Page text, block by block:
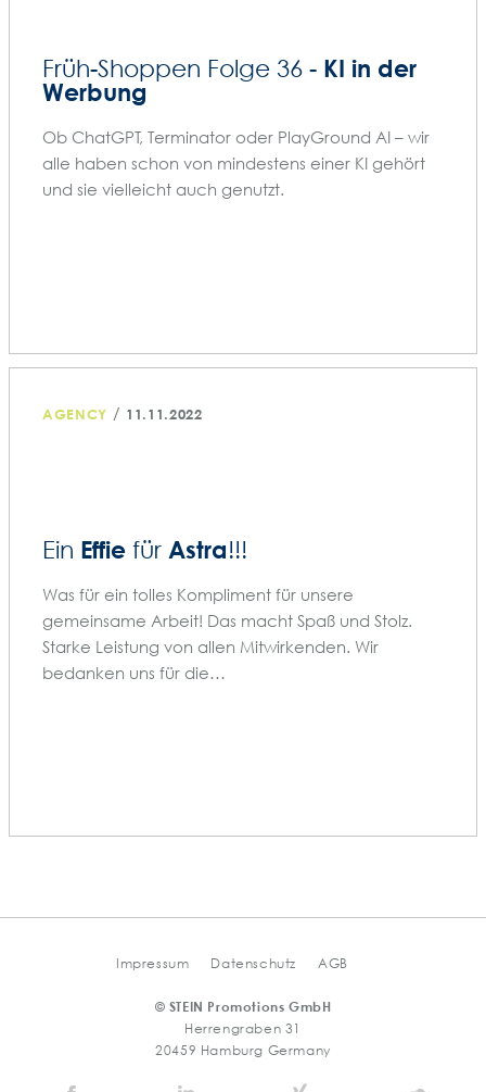
Früh-Shoppen Folge 36 - KI in der
Werbung
Ob ChatGPT, Terminator oder PlayGround AI – wir
alle haben schon von mindestens einer KI gehört
und sie vielleicht auch genutzt.
AGENCY / 11.11.2022
Ein Effie für Astra!!!
Was für ein tolles Kompliment für unsere
gemeinsame Arbeit! Das macht Spaß und Stolz.
Starke Leistung von allen Mitwirkenden. Wir
bedanken uns für die…
Impressum Datenschutz AGB
© STEIN Promotions GmbH
Herrengraben 31
20459 Hamburg Germany